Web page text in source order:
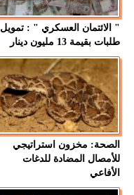
" الائتمان العسكري " : تمويل
طلبات بقيمة 13 مليون دينار
الصحة: مخزون استراتيجي
للأمصال المضادة للدغات
الأفاعي